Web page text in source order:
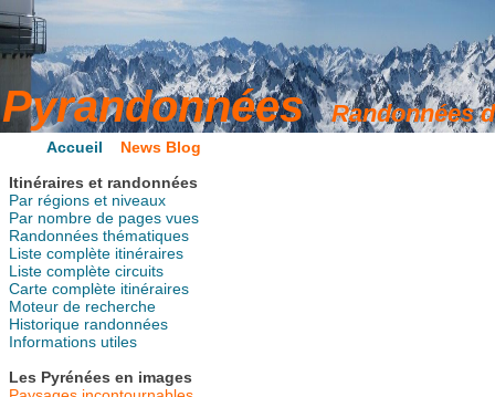
Accueil
News Blog
Itinéraires et randonnées
Par régions et niveaux
Par nombre de pages vues
Randonnées thématiques
Liste complète itinéraires
Liste complète circuits
Carte complète itinéraires
Moteur de recherche
Historique randonnées
Informations utiles
Les Pyrénées en images